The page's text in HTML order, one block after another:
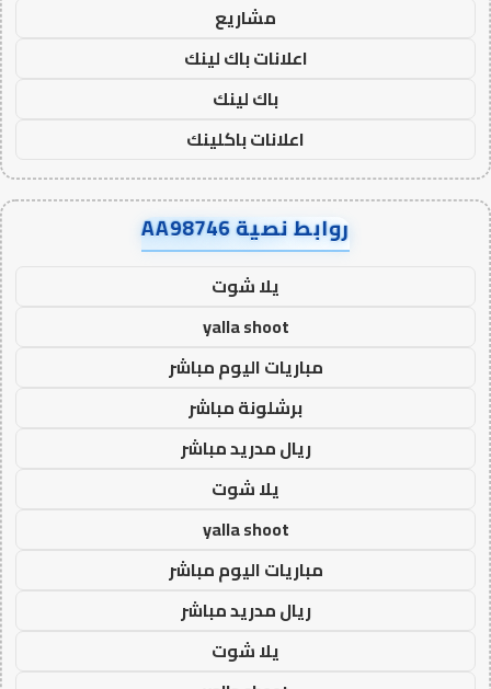
مشاريع
اعلانات باك لينك
باك لينك
اعلانات باكلينك
روابط نصية AA98746
يلا شوت
yalla shoot
مباريات اليوم مباشر
برشلونة مباشر
ريال مدريد مباشر
يلا شوت
yalla shoot
مباريات اليوم مباشر
ريال مدريد مباشر
يلا شوت